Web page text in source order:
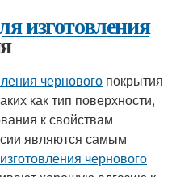
изготовления
чернового покрытия
как тип поверхности,
к свойствам
являются самым
чернового